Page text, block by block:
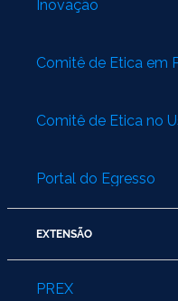
Inovação
Comitê de Ética em
Comitê de Ética no
Portal do Egresso
EXTENSÃO
PREX